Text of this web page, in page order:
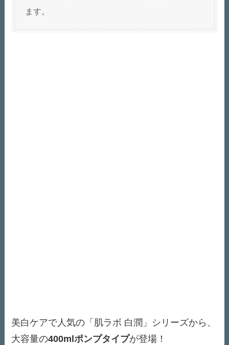
ます。
美白ケアで人気の「肌ラボ 白潤」シリーズから、
大容量の400mlポンプタイプが登場！